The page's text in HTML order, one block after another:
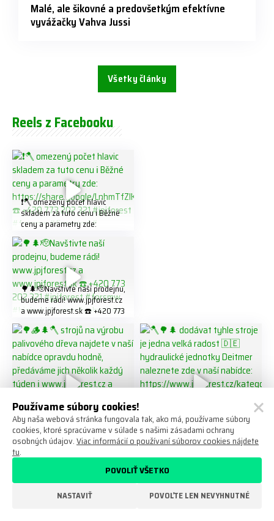
Malé, ale šikovné a predovšetkým efektívne
vyvážačky Vahva Jussi
Všetky články
Reels z Facebooku
❗️🪓 omezený počet hlavic
skladem za tuto cenu ℹ️ Běžné
ceny a parametry zde:
https://share.google/LnhmTfZl
K8W5t7i6o ☎️ +420 773 202
321 #jpjforest #forsmw
#firewood #
🌳🌲🫡Navštivte naší prodejnu,
budeme rádi! www.jpjforest.cz
a www.jpjforest.sk ☎️ +420 773
202 321 #jpjforest #forsmw
#biojack #regon #vahvajussi
🌳🪵🌲🪓 strojů na výrobu
palivového dřeva najdete v
naší nabídce opravdu hodně,
předáváme jich několik každý
týden ℹ️ www.jpjforest.cz a
www.jpjforest.sk ☎️ +420 773
202 321 #jpjforest #zetor
#firewood #regon
🪓🌳🌲 dodávat tyhle stroje je
jedna velká radost 🇩🇪
hydraulické jednotky Deitmer
naleznete zde v naší nabídce:
https://www.jpjforest.cz/kateg
orie/multifunkcni-rotacni-
jednotky/ www.jpjforest.cz a
www.jpjforest.sk #jpjforest
Objednajte kľudne po telefóne!
Používame súbory cookies!
Aby naša webová stránka fungovala tak, ako má, používame súbory
cookies, ktoré spracúvame v súlade s našimi zásadami ochrany
osobných údajov.Viac informácií o používaní súborov cookies nájdete
tu.
NASTAVIŤ POVOĽTE LEN NEVYHNUTNÉ
POVOLIŤ VŠETKO